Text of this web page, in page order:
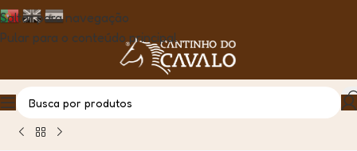
Saltar para navegação
Pular para o conteúdo principal
Casa Produto Bota de Montar Por Medida – Hugo